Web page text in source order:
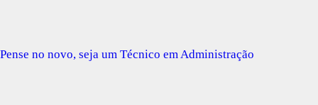
Pense no novo, seja um Técnico em Administração